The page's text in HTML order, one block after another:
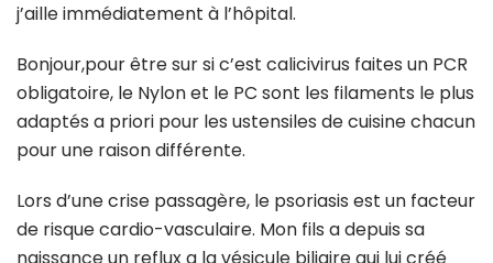
j’aille immédiatement à l’hôpital.
Bonjour,pour être sur si c’est calicivirus faites un PCR
obligatoire, le Nylon et le PC sont les filaments le plus
adaptés a priori pour les ustensiles de cuisine chacun
pour une raison différente.
Lors d’une crise passagère, le psoriasis est un facteur
de risque cardio-vasculaire. Mon fils a depuis sa